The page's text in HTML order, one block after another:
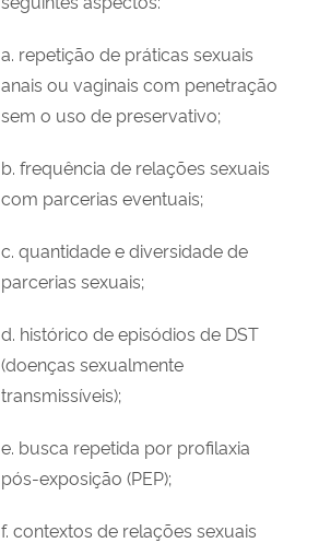
a. repetição de práticas sexuais
anais ou vaginais com penetração
sem o uso de preservativo;
b. frequência de relações sexuais
com parcerias eventuais;
c. quantidade e diversidade de
parcerias sexuais;
d. histórico de episódios de DST
(doenças sexualmente
transmissíveis);
e. busca repetida por profilaxia
pós-exposição (PEP);
f. contextos de relações sexuais